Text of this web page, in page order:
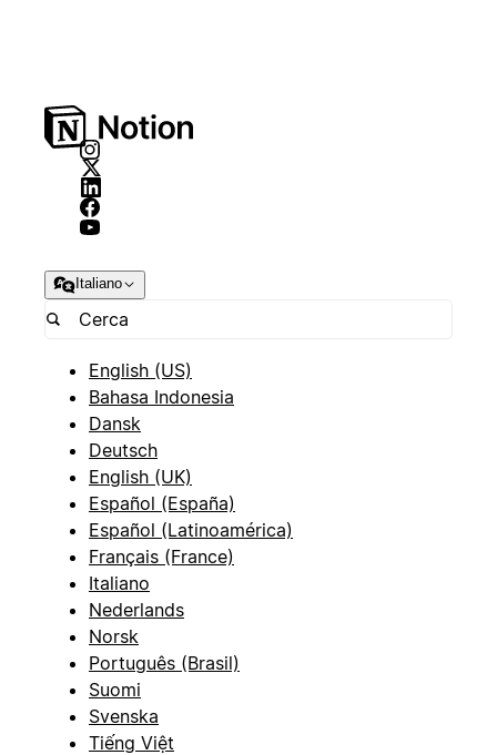
Italiano
English (US)
Bahasa Indonesia
Dansk
Deutsch
English (UK)
Español (España)
Español (Latinoamérica)
Français (France)
Italiano
Nederlands
Norsk
Português (Brasil)
Suomi
Svenska
Tiếng Việt